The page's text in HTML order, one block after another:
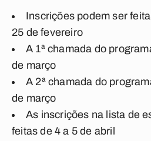
Inscrições podem ser
25 de fevereiro
A 1ª chamada do
de março
A 2ª chamada do
de março
As inscrições na lista de
feitas de 4 a 5 de abril